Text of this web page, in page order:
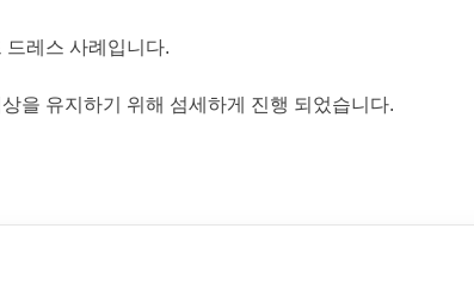
레스 사례입니다.
을 유지하기 위해 섬세하게 진행 되었습니다.